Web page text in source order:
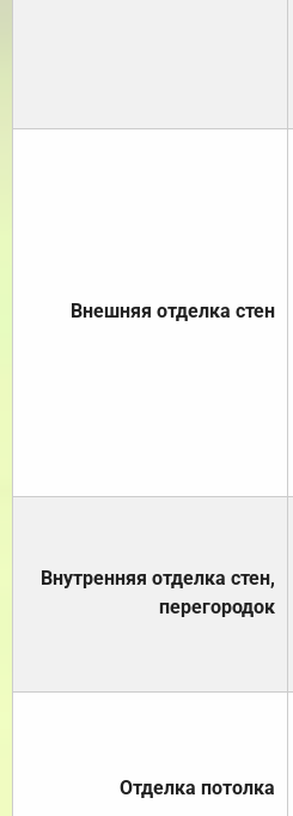
Внешняя отделка стен
Внутренняя отделка стен,
перегородок
Отделка потолка